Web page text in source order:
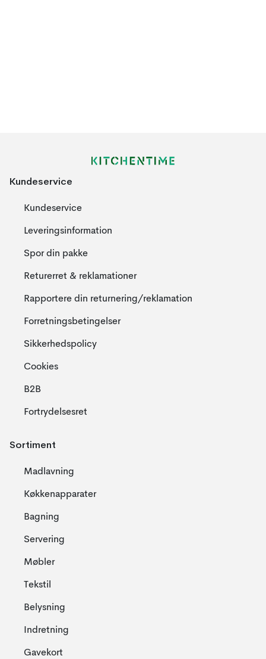
Kundeservice
Kundeservice
Leveringsinformation
Spor din pakke
Returerret & reklamationer
Rapportere din returnering/reklamation
Forretningsbetingelser
Sikkerhedspolicy
Cookies
B2B
Fortrydelsesret
Sortiment
Madlavning
Køkkenapparater
Bagning
Servering
Møbler
Tekstil
Belysning
Indretning
Gavekort